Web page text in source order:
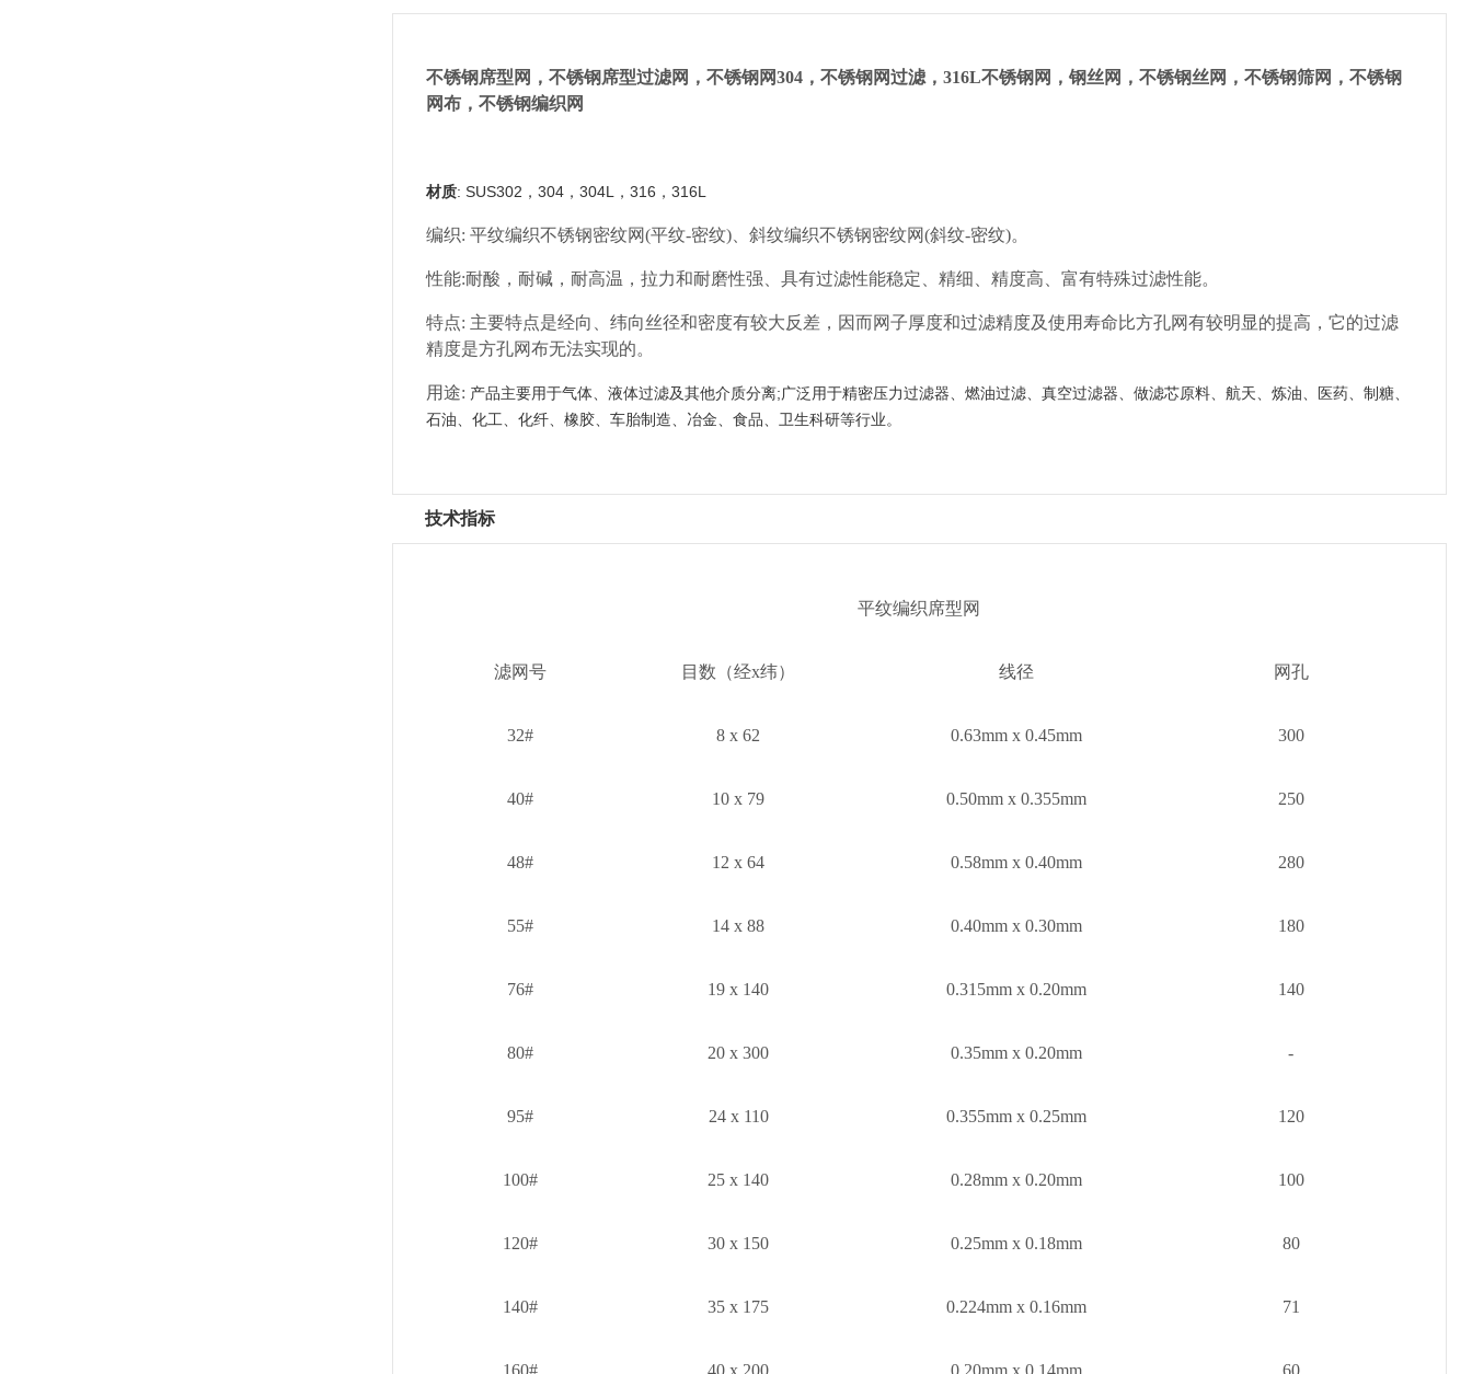
不锈钢席型网，不锈钢席型过滤网，不锈钢网304，不锈钢网过滤，316L不锈钢网，钢丝网，不锈钢丝网，不锈钢筛网，不锈钢
网布，不锈钢编织网
材质: SUS302，304，304L，316，316L
编织: 平纹编织不锈钢密纹网(平纹-密纹)、斜纹编织不锈钢密纹网(斜纹-密纹)。
性能:耐酸，耐碱，耐高温，拉力和耐磨性强、具有过滤性能稳定、精细、精度高、富有特殊过滤性能。
特点: 主要特点是经向、纬向丝径和密度有较大反差，因而网子厚度和过滤精度及使用寿命比方孔网有较明显的提高，它的过滤
精度是方孔网布无法实现的。
用途: 产品主要用于气体、液体过滤及其他介质分离;广泛用于精密压力过滤器、燃油过滤、真空过滤器、做滤芯原料、航天、炼油、医药、制糖、
石油、化工、化纤、橡胶、车胎制造、冶金、食品、卫生科研等行业。
技术指标
平纹编织席型网
滤网号 目数（经x纬） 线径 网孔
32# 8 x 62 0.63mm x 0.45mm 300
40# 10 x 79 0.50mm x 0.355mm 250
48# 12 x 64 0.58mm x 0.40mm 280
55# 14 x 88 0.40mm x 0.30mm 180
76# 19 x 140 0.315mm x 0.20mm 140
80# 20 x 300 0.35mm x 0.20mm -
95# 24 x 110 0.355mm x 0.25mm 120
100# 25 x 140 0.28mm x 0.20mm 100
120# 30 x 150 0.25mm x 0.18mm 80
140# 35 x 175 0.224mm x 0.16mm 71